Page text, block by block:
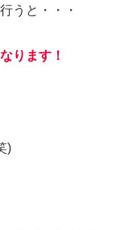
うと・・・
ります！
)